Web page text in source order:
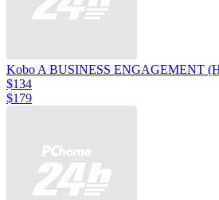
Kobo A BUSINESS ENGAGEMENT
$134
$179